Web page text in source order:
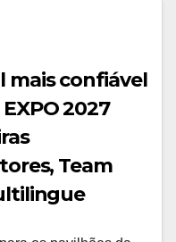
mais confiável
2027
Team